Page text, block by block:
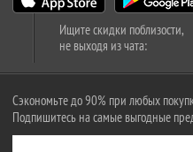
Ищите скидки поблизости,
не выходя из чата:
Сэкономьте до 90% при любых
Подпишитесь на самые выгодные